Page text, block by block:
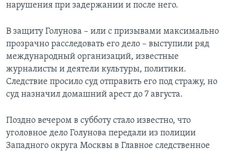
нарушения при задержании и после него.
В защиту Голунова – или с призывами максимально
прозрачно расследовать его дело – выступили ряд
международный организаций, известные
журналисты и деятели культуры, политики.
Следствие просило суд отправить его под стражу, но
суд назначил домашний арест до 7 августа.
Поздно вечером в субботу стало известно, что
уголовное дело Голунова передали из полиции
Западного округа Москвы в Главное следственное